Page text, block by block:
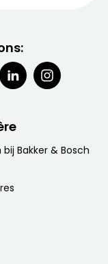
bij Bakker & Bosch